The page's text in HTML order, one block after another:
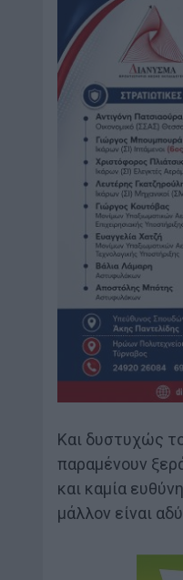
Και δυστυχώς
παραμένουν
και καμία
μάλλον είναι